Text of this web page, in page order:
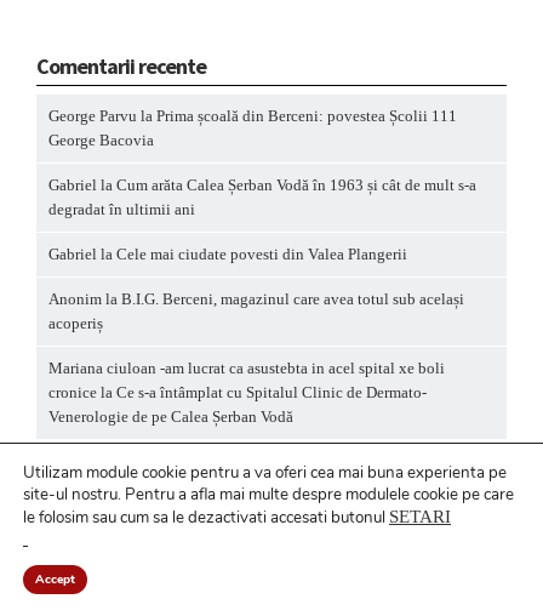
Comentarii recente
George Parvu la Prima școală din Berceni: povestea Școlii 111
George Bacovia
Gabriel la Cum arăta Calea Șerban Vodă în 1963 și cât de mult s-a
degradat în ultimii ani
Gabriel la Cele mai ciudate povesti din Valea Plangerii
Anonim la B.I.G. Berceni, magazinul care avea totul sub același
acoperiș
Mariana ciuloan -am lucrat ca asustebta in acel spital xe boli
cronice la Ce s-a întâmplat cu Spitalul Clinic de Dermato-
Venerologie de pe Calea Șerban Vodă
Utilizam module cookie pentru a va oferi cea mai buna experienta pe
site-ul nostru. Pentru a afla mai multe despre modulele cookie pe care
le folosim sau cum sa le dezactivati accesati butonul SETARI
Accept